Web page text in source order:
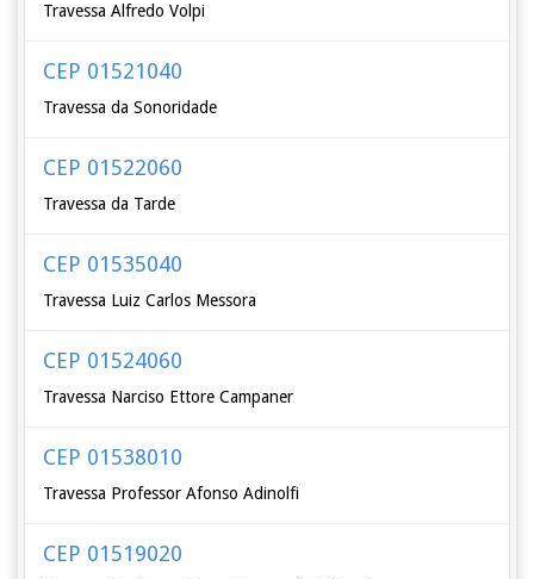
Travessa Alfredo Volpi
CEP 01521040
Travessa da Sonoridade
CEP 01522060
Travessa da Tarde
CEP 01535040
Travessa Luiz Carlos Messora
CEP 01524060
Travessa Narciso Ettore Campaner
CEP 01538010
Travessa Professor Afonso Adinolfi
CEP 01519020